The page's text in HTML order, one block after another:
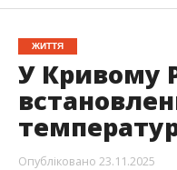
ЖИТТЯ
У Кривому
Опубліковано 23.11.2025